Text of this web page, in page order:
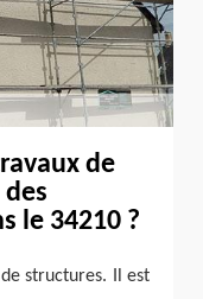
de
le 34210 ?
structures. Il est